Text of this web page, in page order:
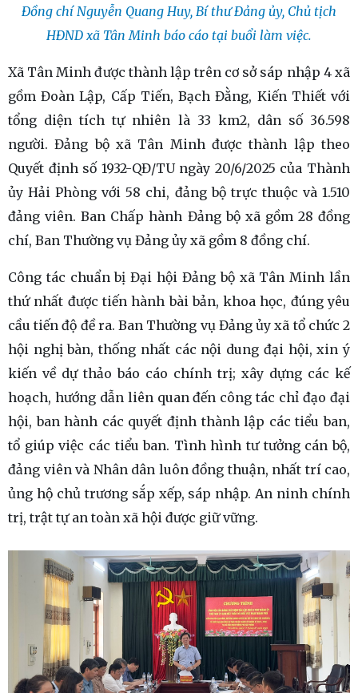
Đồng chí Nguyễn Quang Huy, Bí thư Đảng ủy, Chủ tịch
HĐND xã Tân Minh báo cáo tại buổi làm việc.
Xã Tân Minh được thành lập trên cơ sở sáp nhập 4 xã
gồm Đoàn Lập, Cấp Tiến, Bạch Đằng, Kiến Thiết với
tổng diện tích tự nhiên là 33 km2, dân số 36.598
người. Đảng bộ xã Tân Minh được thành lập theo
Quyết định số 1932-QĐ/TU ngày 20/6/2025 của Thành
ủy Hải Phòng với 58 chi, đảng bộ trực thuộc và 1.510
đảng viên. Ban Chấp hành Đảng bộ xã gồm 28 đồng
chí, Ban Thường vụ Đảng ủy xã gồm 8 đồng chí.
Công tác chuẩn bị Đại hội Đảng bộ xã Tân Minh lần
thứ nhất được tiến hành bài bản, khoa học, đúng yêu
cầu tiến độ đề ra. Ban Thường vụ Đảng ủy xã tổ chức 2
hội nghị bàn, thống nhất các nội dung đại hội, xin ý
kiến về dự thảo báo cáo chính trị; xây dựng các kế
hoạch, hướng dẫn liên quan đến công tác chỉ đạo đại
hội, ban hành các quyết định thành lập các tiểu ban,
tổ giúp việc các tiểu ban. Tình hình tư tưởng cán bộ,
đảng viên và Nhân dân luôn đồng thuận, nhất trí cao,
ủng hộ chủ trương sắp xếp, sáp nhập. An ninh chính
trị, trật tự an toàn xã hội được giữ vững.